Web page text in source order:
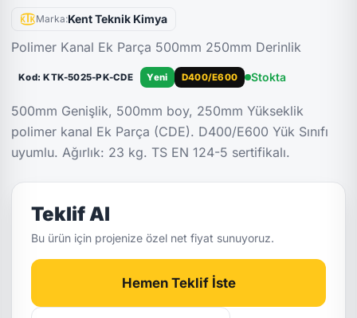
Marka:Kent Teknik Kimya
Polimer Kanal Ek Parça 500mm 250mm Derinlik
Kod: KTK-5025-PK-CDE Yeni D400/E600 Stokta
500mm Genişlik, 500mm boy, 250mm Yükseklik
polimer kanal Ek Parça (CDE). D400/E600 Yük Sınıfı
uyumlu. Ağırlık: 23 kg. TS EN 124-5 sertifikalı.
Teklif Al
Bu ürün için projenize özel net fiyat sunuyoruz.
Hemen Teklif İste